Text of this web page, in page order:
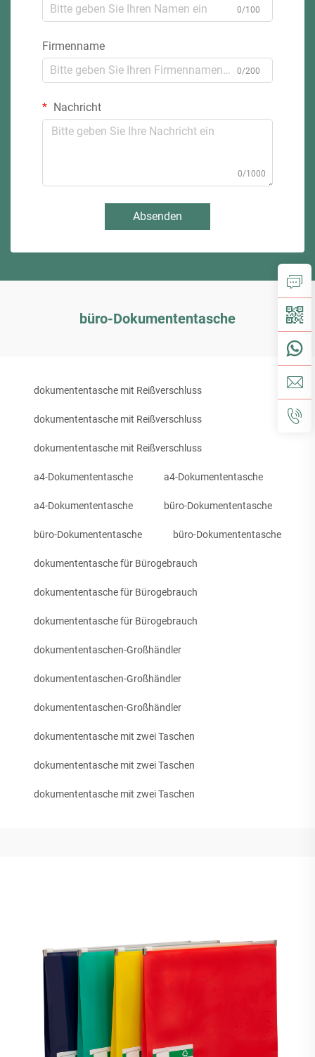
0/100
Firmenname
0/200
Nachricht
0/1000
Absenden
büro-Dokumententasche
dokumententasche mit Reißverschluss
dokumententasche mit Reißverschluss
dokumententasche mit Reißverschluss
a4-Dokumententasche a4-Dokumententasche
a4-Dokumententasche büro-Dokumententasche
büro-Dokumententasche büro-Dokumententasche
dokumententasche für Bürogebrauch
dokumententasche für Bürogebrauch
dokumententasche für Bürogebrauch
dokumententaschen-Großhändler
dokumententaschen-Großhändler
dokumententaschen-Großhändler
dokumententasche mit zwei Taschen
dokumententasche mit zwei Taschen
dokumententasche mit zwei Taschen